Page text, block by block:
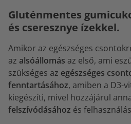
Gluténmentes
és cseresznye ízekkel.
Amikor az egészséges
az alsóállomás az első, ami
szükséges az egészséges
fenntartásához, amiben a D3-
kiegészíti, mivel hozzájárul
felszívódásához és